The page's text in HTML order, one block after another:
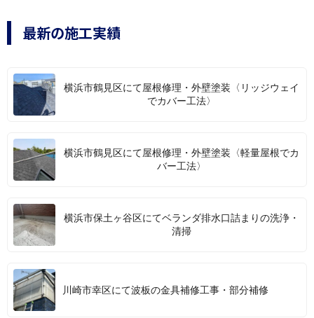
最新の施工実績
横浜市鶴見区にて屋根修理・外壁塗装〈リッジウェイ
でカバー工法〉
横浜市鶴見区にて屋根修理・外壁塗装〈軽量屋根でカ
バー工法〉
横浜市保土ヶ谷区にてベランダ排水口詰まりの洗浄・
清掃
川崎市幸区にて波板の金具補修工事・部分補修